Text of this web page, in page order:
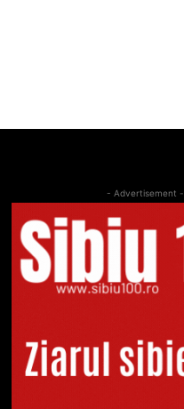
- Advertisement -